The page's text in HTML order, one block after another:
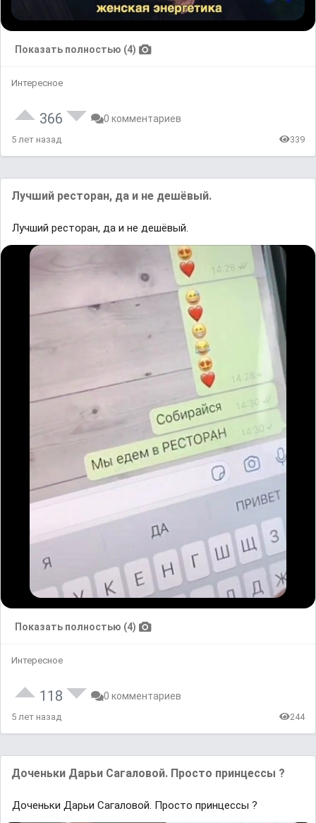
Показать полностью (4)
Интересное
366 0 комментариев
5 лет назад 339
Лучший ресторан, да и не дешёвый.
Лучший ресторан, да и не дешёвый.
Показать полностью (4)
Интересное
118 0 комментариев
5 лет назад 244
Доченьки Дарьи Сагаловой. Просто принцессы ?
Доченьки Дарьи Сагаловой. Просто принцессы ?